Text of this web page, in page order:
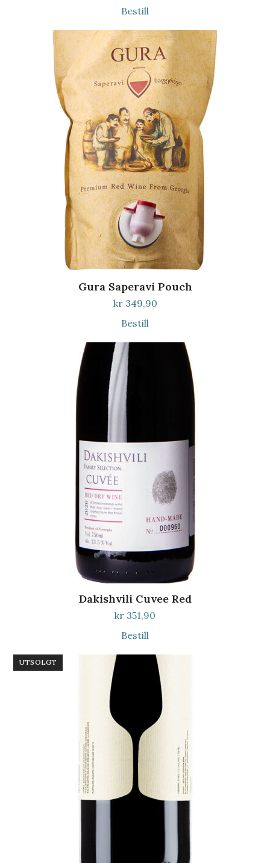
Bestill
Gura Saperavi Pouch
kr 349,90
Bestill
Dakishvili Cuvee Red
kr 351,90
Bestill
UTSOLGT